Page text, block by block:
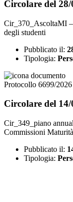
Circolare del 28/
Cir_370_AscoltaMI –
degli studenti
Pubblicato il:
Tipologia:
Protocollo 6699/
Circolare del 14/
Cir_349_piano
Commissioni
Pubblicato il:
Tipologia: